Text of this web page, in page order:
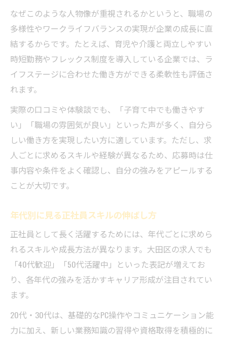
なぜこのような人物像が重視されるかというと、職場の
多様性やワークライフバランスの実現が企業の成長に直
結するからです。たとえば、育児や介護と両立しやすい
時短勤務やフレックス制度を導入している企業では、ラ
イフステージに合わせた働き方ができる柔軟性も評価さ
れます。
実際の口コミや体験談でも、「子育て中でも働きやす
い」「職場の雰囲気が良い」といった声が多く、自分ら
しい働き方を実現したい方に適しています。ただし、求
人ごとに求めるスキルや経験が異なるため、応募時は仕
事内容や条件をよく確認し、自分の強みをアピールする
ことが大切です。
年代別に見る正社員スキルの伸ばし方
正社員として長く活躍するためには、年代ごとに求めら
れるスキルや成長方法が異なります。大田区の求人でも
「40代歓迎」「50代活躍中」といった表記が増えてお
り、各年代の強みを活かすキャリア形成が注目されてい
ます。
20代・30代は、基礎的なPC操作やコミュニケーション能
力に加え、新しい業務知識の習得や資格取得を積極的に